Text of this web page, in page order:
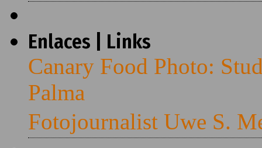
Enlaces | Links
Canary Food Photo:
Palma
Fotojournalist Uwe S.